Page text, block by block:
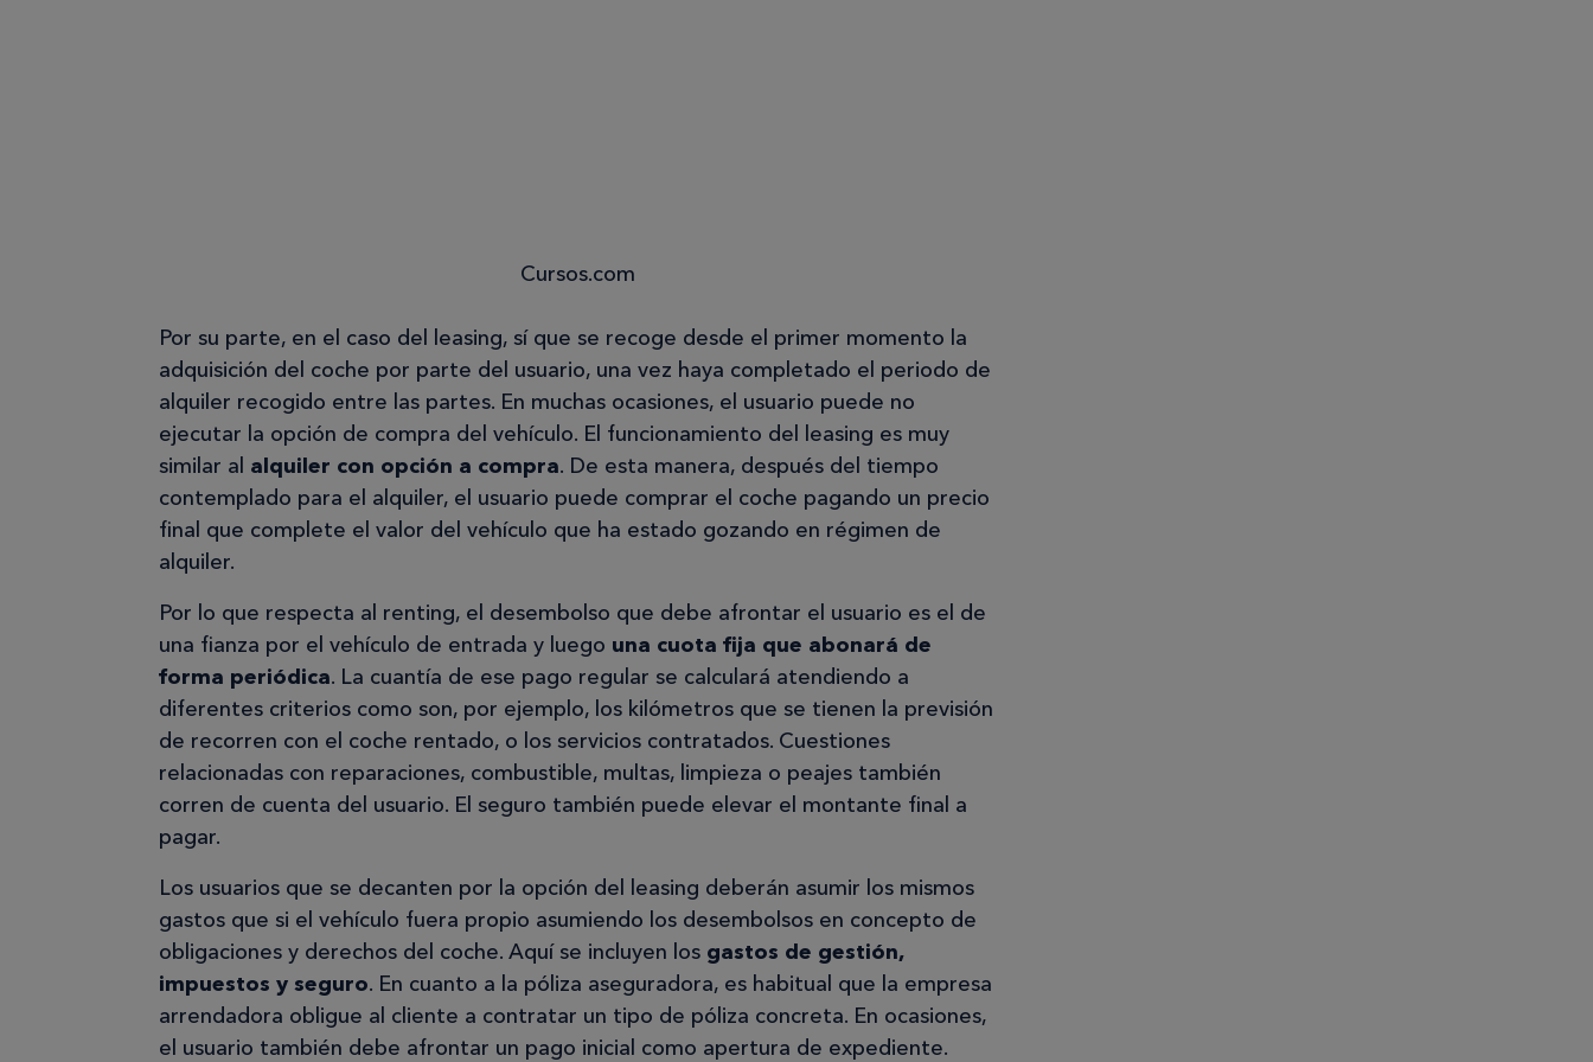
Cursos.com
Por su parte, en el caso del leasing, sí que se recoge desde el primer momento la
adquisición del coche por parte del usuario, una vez haya completado el periodo de
alquiler recogido entre las partes. En muchas ocasiones, el usuario puede no
ejecutar la opción de compra del vehículo. El funcionamiento del leasing es muy
similar al alquiler con opción a compra. De esta manera, después del tiempo
contemplado para el alquiler, el usuario puede comprar el coche pagando un precio
final que complete el valor del vehículo que ha estado gozando en régimen de
alquiler.
Por lo que respecta al renting, el desembolso que debe afrontar el usuario es el de
una fianza por el vehículo de entrada y luego una cuota fija que abonará de
forma periódica. La cuantía de ese pago regular se calculará atendiendo a
diferentes criterios como son, por ejemplo, los kilómetros que se tienen la previsión
de recorren con el coche rentado, o los servicios contratados. Cuestiones
relacionadas con reparaciones, combustible, multas, limpieza o peajes también
corren de cuenta del usuario. El seguro también puede elevar el montante final a
pagar.
Los usuarios que se decanten por la opción del leasing deberán asumir los mismos
gastos que si el vehículo fuera propio asumiendo los desembolsos en concepto de
obligaciones y derechos del coche. Aquí se incluyen los gastos de gestión,
impuestos y seguro. En cuanto a la póliza aseguradora, es habitual que la empresa
arrendadora obligue al cliente a contratar un tipo de póliza concreta. En ocasiones,
el usuario también debe afrontar un pago inicial como apertura de expediente.